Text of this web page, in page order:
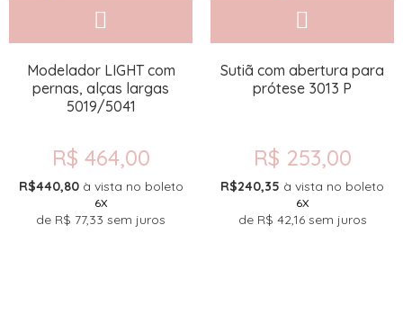
Modelador LIGHT com
pernas, alças largas
5019/5041
R$ 464,00
R$440,80 à vista no boleto
6X
de R$ 77,33 sem juros
Sutiã com abertura para
prótese 3013 P
R$ 253,00
R$240,35 à vista no boleto
6X
de R$ 42,16sem juros